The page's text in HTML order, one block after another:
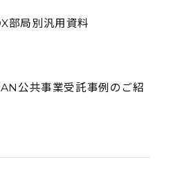
部局別汎用資料
公共事業受託事例のご紹